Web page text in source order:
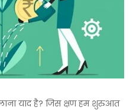
याद है? जिस क्षण हम शुरुआत